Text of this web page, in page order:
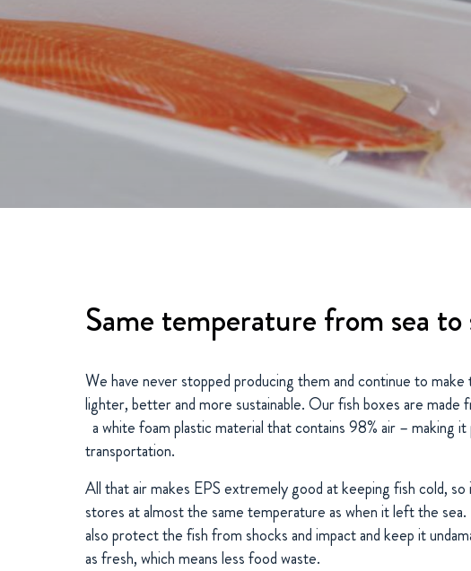
Components
investments
Same temperature from sea to
We have never stopped producing them and continue to make
lighter, better and more sustainable. Our fish boxes are made
a white foam plastic material that contains 98% air – making
transportation.
All that air makes EPS extremely good at keeping fish cold, so
stores at almost the same temperature as when it left the sea.
also protect the fish from shocks and impact and keep it
as fresh, which means less food waste.